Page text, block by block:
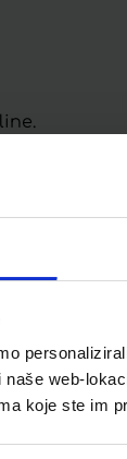
web-
koje ste im
(E 211).
tvari
ih
smanjiti